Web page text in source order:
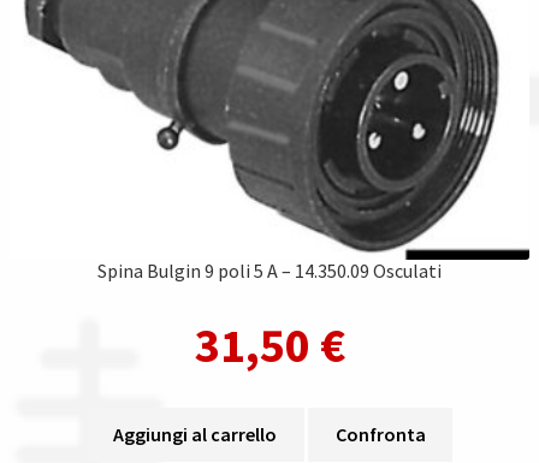
Spina Bulgin 9 poli 5 A – 14.350.09 Osculati
31,50 €
Aggiungi al carrello Confronta